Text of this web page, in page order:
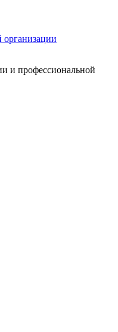
организации
и профессиональной